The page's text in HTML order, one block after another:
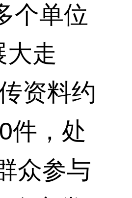
个单位
走
资料约
件，处
众参与